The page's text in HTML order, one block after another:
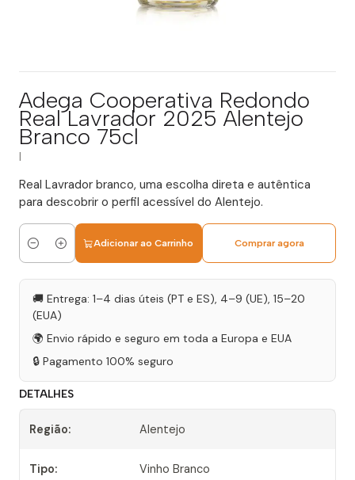
Adega Cooperativa Redondo
Real Lavrador 2025 Alentejo
Branco 75cl
Real Lavrador branco, uma escolha direta e autêntica
para descobrir o perfil acessível do Alentejo.
Quantidade
Adicionar ao Carrinho Comprar agora
🚚 Entrega: 1–4 dias úteis (PT e ES), 4–9 (UE), 15–20
(EUA)
🌍 Envio rápido e seguro em toda a Europa e EUA
🔒 Pagamento 100% seguro
DETALHES
Região: Alentejo
Tipo: Vinho Branco